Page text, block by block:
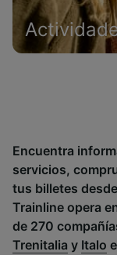
Encuentra
servicios,
tus billetes
Trainline opera
de 270
Trenitalia y Italo